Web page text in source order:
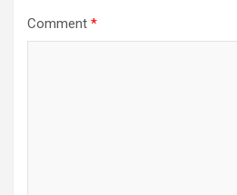
Comment *